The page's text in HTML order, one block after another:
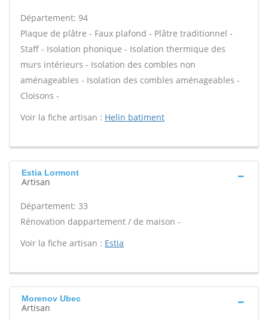
Département: 94
Plaque de plâtre - Faux plafond - Plâtre traditionnel -
Staff - Isolation phonique - Isolation thermique des
murs intérieurs - Isolation des combles non
aménageables - Isolation des combles aménageables -
Cloisons -
Voir la fiche artisan : Helin batiment
Estia Lormont
Artisan
Département: 33
Rénovation dappartement / de maison -
Voir la fiche artisan : Estia
Morenov Ubec
Artisan